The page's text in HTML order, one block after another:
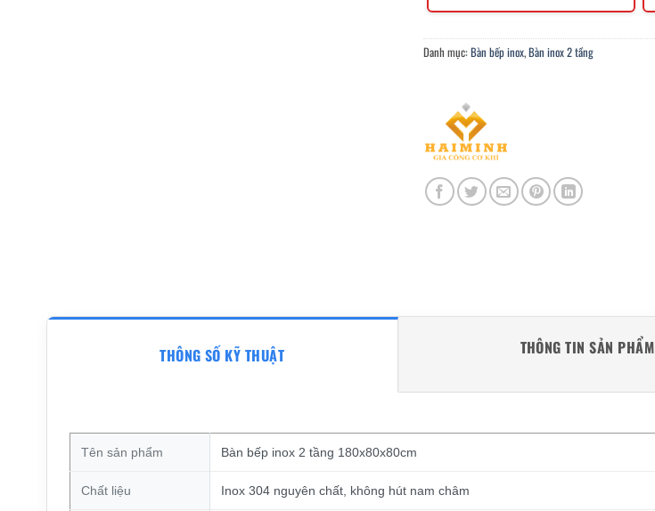
Danh mục:Bàn bếp inox,Bàn inox 2 tầng
THÔNG SỐ KỸ THUẬT THÔNG TIN SẢN PHẨM
Tên sản phẩm Bàn bếp inox 2 tầng 180x80x80cm
Chất liệu Inox 304 nguyên chất, không hút nam châm